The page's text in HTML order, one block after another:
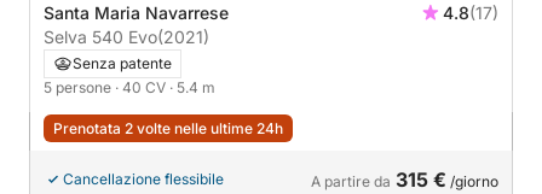
Santa Maria Navarrese 4.8(17)
Selva 540 Evo(2021)
Senza patente
5 persone · 40 CV · 5.4 m
Prenotata 2 volte nelle ultime 24h
Cancellazione flessibile A partire da 315 € /giorno